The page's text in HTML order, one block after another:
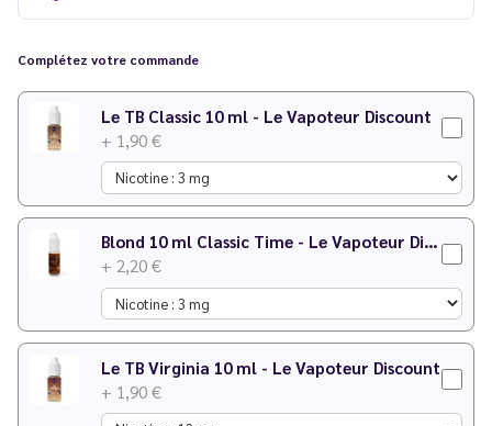
Complétez votre commande
Le TB Classic 10 ml - Le Vapoteur Discount
+ 1,90 €
Blond 10 ml Classic Time - Le Vapoteur Discount
+ 2,20 €
Le TB Virginia 10 ml - Le Vapoteur Discount
+ 1,90 €